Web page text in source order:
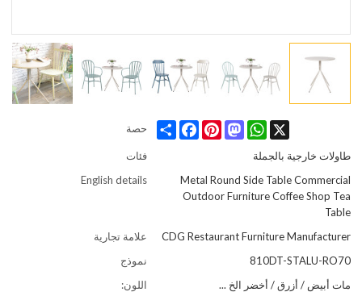
حصة Share
FacebookPinterest
Mastodon
WhatsApp X
فئات
طاولات خارجية بالجملة
English details
Metal Round Side Table Commercial
Outdoor Furniture Coffee Shop Tea
Table
علامة تجارية
CDG Restaurant Furniture Manufacturer
نموذج
810DT-STALU-RO70
اللون:
مات أبيض / أزرق / أخضر الخ ...